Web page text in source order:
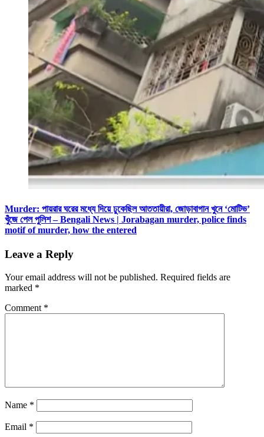
Murder: পায়রার ঘরের মধ্যে দিয়ে ঢুকেছিল আততায়ীরা, জোড়াবাগান খুনে ‘মোটিভ’
খুঁজে পেল পুলিশ – Bengali News | Jorabagan murder, police finds
motif of murder, how the entered
Leave a Reply
Your email address will not be published. Required fields are
marked *
Comment *
Name *
Email *